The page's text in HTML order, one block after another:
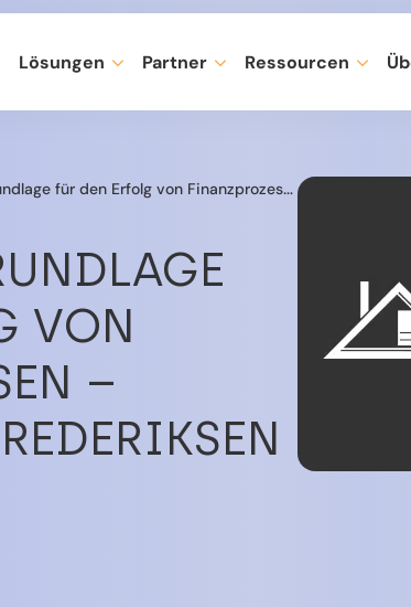
Lösungen Partner Ressourcen
den Erfolg von Finanzprozessen – Jørgen Lund Frederiksen A/S
VON
–